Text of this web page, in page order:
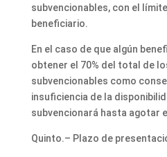
subvencionables, con el
beneficiario.
En el caso de que algún
obtener el 70% del total de
subvencionables como
insuficiencia de la
subvencionará hasta agotar
Quinto.– Plazo de